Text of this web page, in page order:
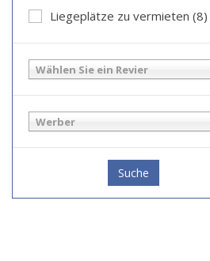
Liegeplätze zu vermieten (8)
Wählen Sie ein Revier
Werber
Suche